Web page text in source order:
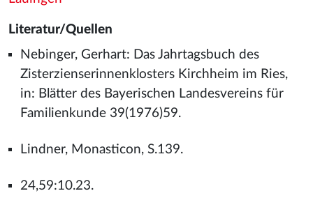
Literatur/Quellen
Nebinger, Gerhart: Das Jahrtagsbuch des
Zisterzienserinnenklosters Kirchheim im Ries,
in: Blätter des Bayerischen Landesvereins für
Familienkunde 39(1976)59.
Lindner, Monasticon, S.139.
24,59:10.23.